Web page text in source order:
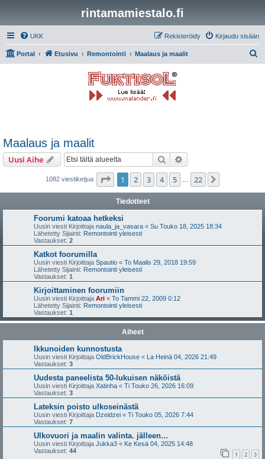
rintamamiestalo.fi
UKK Kirjaudu sisään
Rekisteröidy
Portal Etusivu Remontointi Maalaus ja maalit
Maalaus ja maalit
Uusi Aihe Etsi
1082 viestiketjua Sivu /22
1 2 3 4 5 22
Tiedotteet
Foorumi katoaa hetkeksi
Uusin viesti Kirjoittaja naula_ja_vasara « Su Touko 18, 2025 18:34
Lähetetty Sijainti: Remontointi yleisesti
Vastaukset: 2
Katkot foorumilla
Uusin viesti Kirjoittaja Spautio « To Maalis 29, 2018 19:59
Lähetetty Sijainti: Remontointi yleisesti
Vastaukset: 1
Kirjoittaminen foorumiin
Uusin viesti Kirjoittaja Ari « To Tammi 22, 2009 0:12
Lähetetty Sijainti: Remontointi yleisesti
Vastaukset: 1
Aiheet
Ikkunoiden kunnostusta
Uusin viesti Kirjoittaja OldBrickHouse « La Heinä 04, 2026 21:49
Vastaukset: 3
Uudesta paneelista 50-lukuisen näköistä
Uusin viesti Kirjoittaja Xatinha « Ti Touko 26, 2026 16:09
Vastaukset: 3
Lateksin poisto ulkoseinästä
Uusin viesti Kirjoittaja Dzeidzei « Ti Touko 05, 2026 7:44
Vastaukset: 7
Ulkovuori ja maalin valinta. jälleen...
Uusin viesti Kirjoittaja Jukka3 « Ke Kesä 04, 2025 14:48
Vastaukset: 44 1 2 3